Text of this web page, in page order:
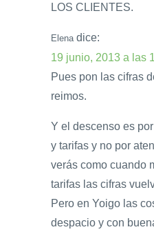
LOS CLIENTES.
Elena dice:
19 junio, 2013 a las
Pues pon las cifras
reimos.
Y el descenso es
y tarifas y no por
verás como cuando
tarifas las cifras
Pero en Yoigo las
despacio y con